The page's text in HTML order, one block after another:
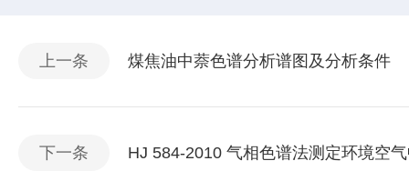
上一条 煤焦油中萘色谱分析谱图及分析条件
下一条 HJ 584-2010 气相色谱法测定环境空